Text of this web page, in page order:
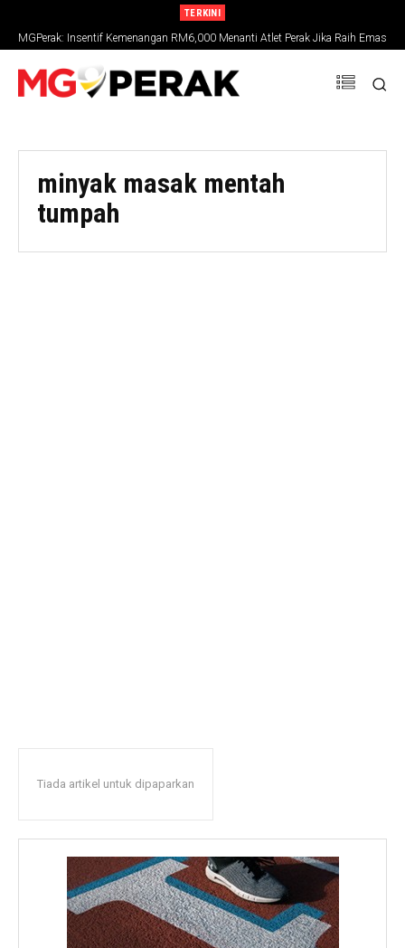
TERKINI
MGPerak: Insentif Kemenangan RM6,000 Menanti Atlet Perak Jika Raih Emas
SUKMA 2026
minyak masak mentah
tumpah
Tiada artikel untuk dipaparkan